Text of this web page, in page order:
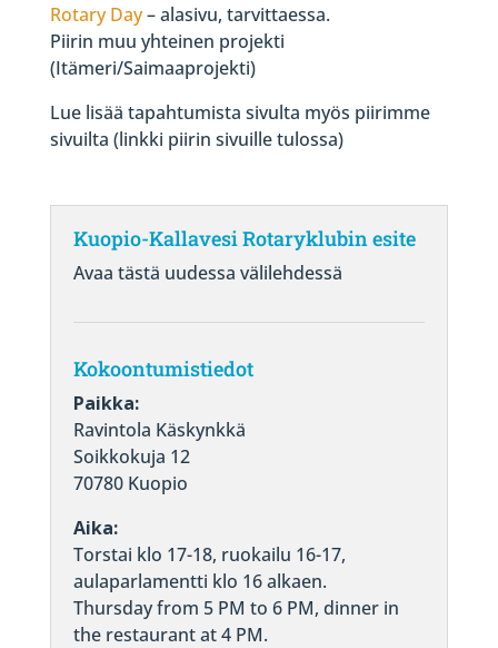
Rotary Day– alasivu, tarvittaessa.
Piirin muu yhteinen projekti
(Itämeri/Saimaaprojekti)
Lue lisää tapahtumista sivulta myös piirimme
sivuilta (linkki piirin sivuille tulossa)
Kuopio-Kallavesi Rotaryklubin esite
Avaa tästä uudessa välilehdessä
Kokoontumistiedot
Paikka:
Ravintola Käskynkkä
Soikkokuja 12
70780 Kuopio
Aika:
Torstai klo 17-18, ruokailu 16-17,
aulaparlamentti klo 16 alkaen.
Thursday from 5 PM to 6 PM, dinner in
the restaurant at 4 PM.